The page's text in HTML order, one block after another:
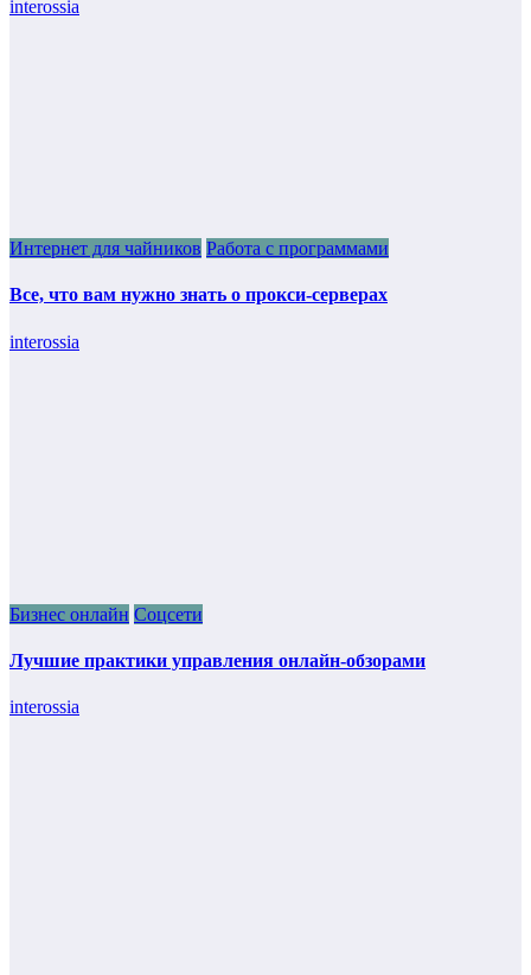
interossia
Интернет для чайников Работа с программами
Все, что вам нужно знать о прокси-серверах
interossia
Бизнес онлайн Соцсети
Лучшие практики управления онлайн-обзорами
interossia